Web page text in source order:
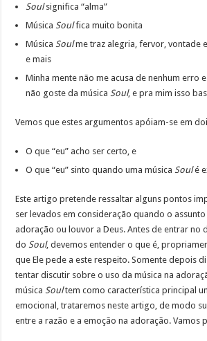
Soulsignifica “alma”
Música Soulfica muito bonita
Música Soulme traz alegria, fervor, vontade
e mais
Minha mente não me acusa de nenhum erro
não goste da música Soul, e pra mim isso
Vemos que estes argumentos apóiam-se em
O que “eu” acho ser certo, e
O que “eu” sinto quando uma música Soulé
Este artigo pretende ressaltar alguns pontos
ser levados em consideração quando o
adoração ou louvor a Deus. Antes de entrar no
do Soul, devemos entender o que é,
que Ele pede a este respeito. Somente depois
tentar discutir sobre o uso da música na
música Soultem como característica principal
emocional, trataremos neste artigo, de modo
entre a razão e a emoção na adoração. Vamos